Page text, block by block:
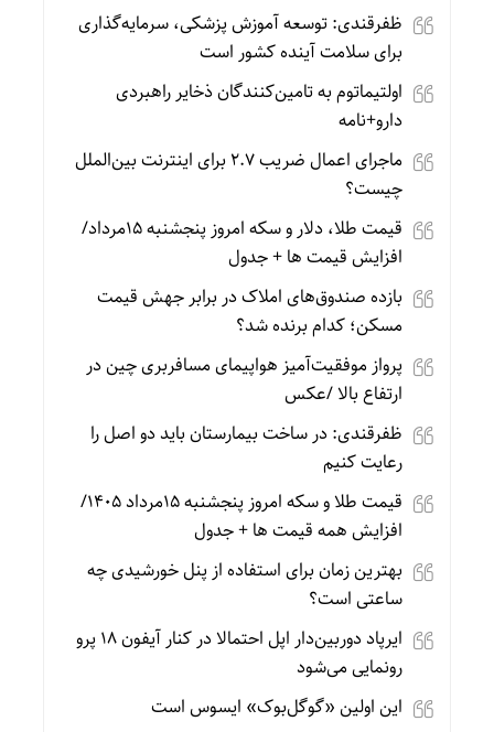
ظفرقندی: توسعه آموزش پزشکی، سرمایه‌گذاری
برای سلامت آینده کشور است
اولتیماتوم به تامین‌کنندگان ذخایر راهبردی
دارو+نامه
ماجرای اعمال ضریب ۲.۷ برای اینترنت بین‌الملل
چیست؟
قیمت طلا، دلار و سکه امروز پنجشنبه 15مرداد/
افزایش قیمت ها + جدول
بازده صندوق‌های املاک در برابر جهش قیمت
مسکن؛ کدام برنده شد؟
پرواز موفقیت‌آمیز هواپیمای مسافربری چین در
ارتفاع بالا /عکس
ظفرقندی: در ساخت بیمارستان باید دو اصل را
رعایت کنیم
قیمت طلا و سکه امروز پنجشنبه 15مرداد 1405/
افزایش همه قیمت ها + جدول
بهترین زمان برای استفاده از پنل خورشیدی چه
ساعتی است؟
ایرپاد دوربین‌دار اپل احتمالا در کنار آیفون ۱۸ پرو
رونمایی می‌شود
این اولین «گوگل‌بوک» ایسوس است